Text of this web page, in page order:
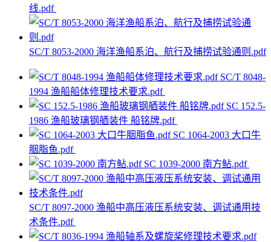
线.pdf
SC/T 8053-2000 海洋渔船系泊、航行及捕捞试验通则.pdf
SC/T 8048-
1994 渔船船体修理技术要求.pdf
SC 152.5-
1986 渔船玻璃钢舾装件 船铭牌.pdf
SC 1064-2003 大口牛
胭脂鱼.pdf
SC 1039-2000 南方鲇.pdf
SC/T 8097-2000 渔船中高压液压系统安装、调试通用技
术条件.pdf